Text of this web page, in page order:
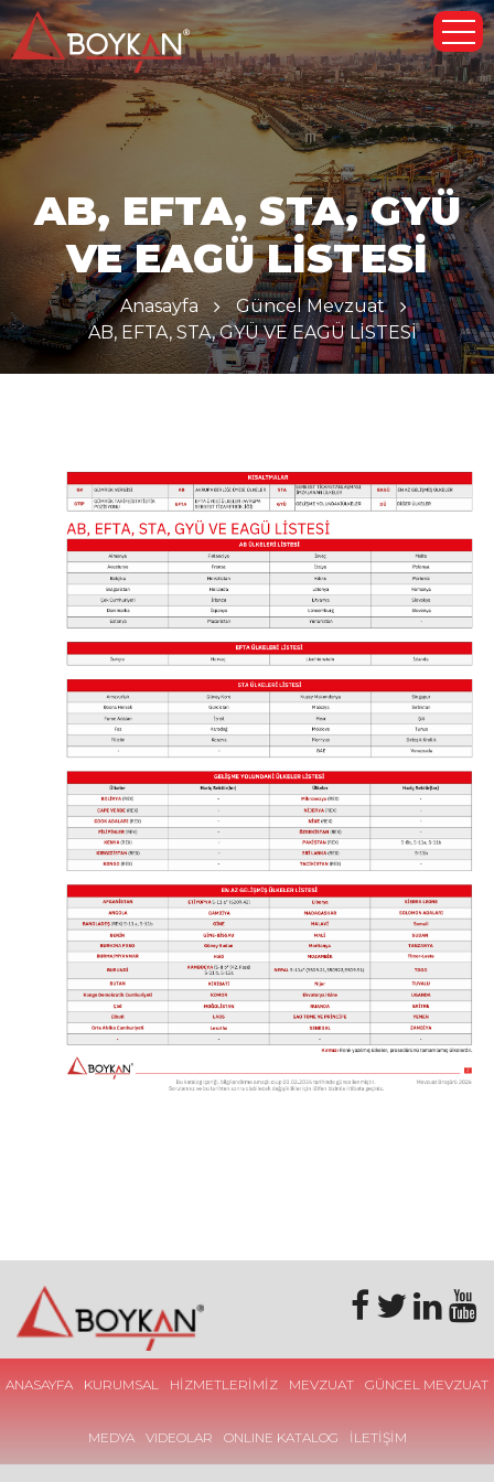
AB, EFTA, STA, GYÜ
VE EAGÜ LİSTESİ
Anasayfa
Güncel Mevzuat
AB, EFTA, STA, GYÜ VE EAGÜ LİSTESİ
ANASAYFA KURUMSAL HİZMETLERİMİZ MEVZUAT GÜNCEL MEVZUAT
MEDYA VIDEOLAR ONLINE KATALOG İLETİŞİM